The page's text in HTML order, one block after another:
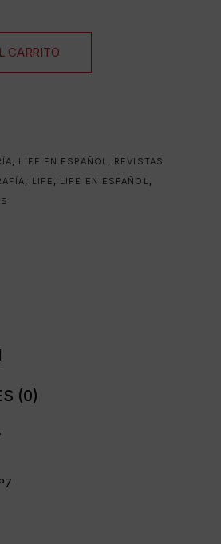
CARRITO
LIFE EN ESPAÑOL
REVISTAS
LIFE LIFE EN ESPAÑOL
(0)